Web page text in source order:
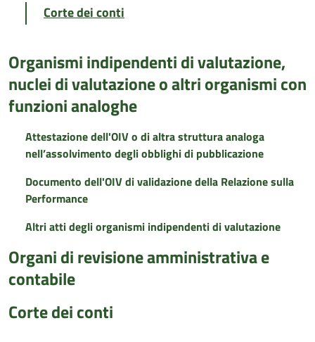
Corte dei conti
Organismi indipendenti di valutazione,
nuclei di valutazione o altri organismi con
funzioni analoghe
Attestazione dell'OIV o di altra struttura analoga
nell’assolvimento degli obblighi di pubblicazione
Documento dell'OIV di validazione della Relazione sulla
Performance
Altri atti degli organismi indipendenti di valutazione
Organi di revisione amministrativa e
contabile
Corte dei conti